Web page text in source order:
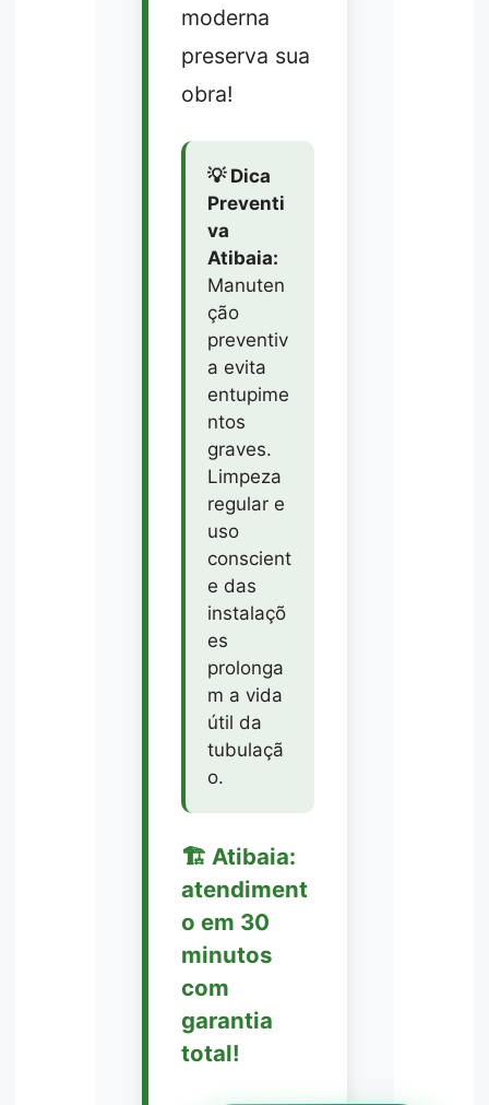
moderna
preserva sua
obra!
💡 Dica
Preventi
va
Atibaia:
Manuten
ção
preventiv
a evita
entupime
ntos
graves.
Limpeza
regular e
uso
conscient
e das
instalaçõ
es
prolonga
m a vida
útil da
tubulaçã
o.
🏗️ Atibaia:
atendiment
o em 30
minutos
com
garantia
total!